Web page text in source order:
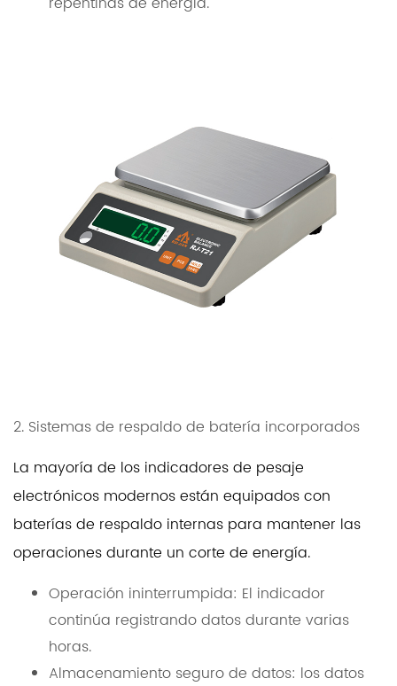
2. Sistemas de respaldo de batería incorporados
La mayoría de los indicadores de pesaje
electrónicos modernos están equipados con
baterías de respaldo internas para mantener las
operaciones durante un corte de energía.
Operación ininterrumpida: El indicador
continúa registrando datos durante varias
horas.
Almacenamiento seguro de datos: los datos